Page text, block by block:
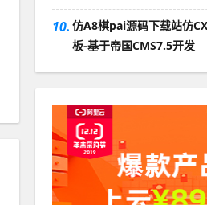
10. 仿A8棋pai源码下载站仿
板-基于帝国CMS7.5开发